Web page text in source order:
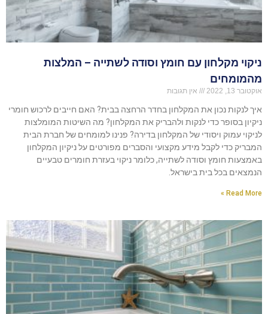
ניקוי מקלחון עם חומץ וסודה לשתייה – המלצות
מהמומחים
אוקטובר 13, 2022 אין תגובות
איך לנקות נכון את המקלחון בחדר הרחצה בבית? האם חייבים לרכוש חומרי
ניקיון בסופר כדי לנקות ולהבריק את המקלחון? מה השיטות המומלצות
לניקוי עמוק ויסודי של המקלחון בדירה? פנינו למומחים של חברת הבית
המבריק כדי לקבל מידע מקצועי והסברים מפורטים על ניקיון המקלחון
באמצעות חומץ וסודה לשתייה, כלומר ניקוי בעזרת חומרים טבעיים
הנמצאים בכל בית בישראל.
Read More »